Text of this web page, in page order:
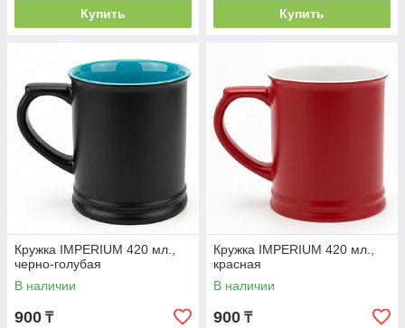
Купить Купить
Кружка IMPERIUM 420 мл.,
черно-голубая
В наличии
900 ₸
Кружка IMPERIUM 420 мл.,
красная
В наличии
900 ₸